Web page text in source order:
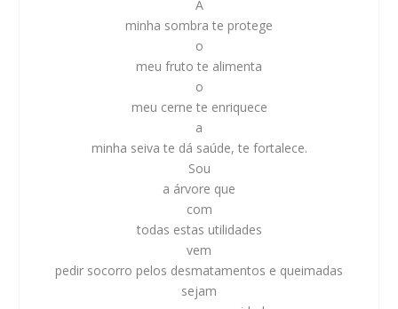
A
minha sombra te protege
o
meu fruto te alimenta
o
meu cerne te enriquece
a
minha seiva te dá saúde, te fortalece.
Sou
a árvore que
com
todas estas utilidades
vem
pedir socorro pelos desmatamentos e queimadas
sejam